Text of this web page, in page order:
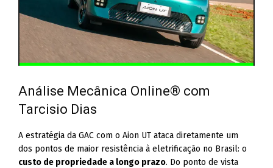
Análise Mecânica Online® com
Tarcisio Dias
A estratégia da GAC com o Aion UT ataca diretamente um
dos pontos de maior resistência à eletrificação no Brasil: o
custo de propriedade a longo prazo. Do ponto de vista